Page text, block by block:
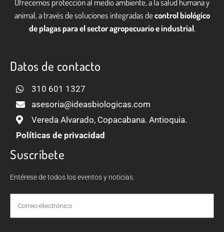
Ofrecemos protección al medio ambiente, a la salud humana y
animal, a través de soluciones integradas decontrol biológico
de plagas para el sector agropecuario e industrial.
Datos de contacto
310 601 1327
asesoria@ideasbiologicas.com
Vereda Alvarado, Copacabana. Antioquia.
Políticas de privacidad
Suscríbete
Entérese de todos los eventos y noticias.